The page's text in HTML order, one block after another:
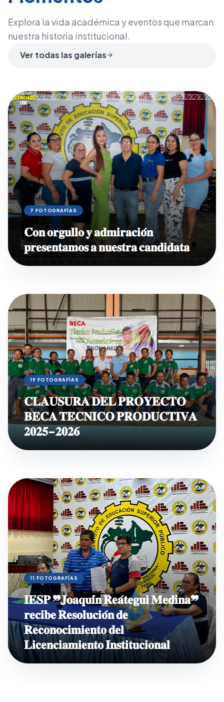
Explora la vida académica y eventos que marcan
nuestra historia institucional.
Ver todas las galerías arrow_forward
7 FOTOGRAFÍAS
𝐂𝐨𝐧 𝐨𝐫𝐠𝐮𝐥𝐥𝐨 𝐲 𝐚𝐝𝐦𝐢𝐫𝐚𝐜𝐢𝐨́𝐧
𝐩𝐫𝐞𝐬𝐞𝐧𝐭𝐚𝐦𝐨𝐬 𝐚 𝐧𝐮𝐞𝐬𝐭𝐫𝐚 𝐜𝐚𝐧𝐝𝐢𝐝𝐚𝐭𝐚
19 FOTOGRAFÍAS
𝐂𝐋𝐀𝐔𝐒𝐔𝐑𝐀 𝐃𝐄𝐋 𝐏𝐑𝐎𝐘𝐄𝐂𝐓𝐎
𝐁𝐄𝐂𝐀 𝐓𝐄́𝐂𝐍𝐈𝐂𝐎 𝐏𝐑𝐎𝐃𝐔𝐂𝐓𝐈𝐕𝐀
𝟐𝟎𝟐𝟓-𝟐𝟎𝟐𝟔
11 FOTOGRAFÍAS
𝐈𝐄𝐒𝐏 ❞𝐉𝐨𝐚𝐪𝐮𝐢́𝐧 𝐑𝐞𝐚́𝐭𝐞𝐠𝐮𝐢 𝐌𝐞𝐝𝐢𝐧𝐚❞
𝐫𝐞𝐜𝐢𝐛𝐞 𝐑𝐞𝐬𝐨𝐥𝐮𝐜𝐢𝐨́𝐧 𝐝𝐞
𝐑𝐞𝐜𝐨𝐧𝐨𝐜𝐢𝐦𝐢𝐞𝐧𝐭𝐨 𝐝𝐞𝐥
𝐋𝐢𝐜𝐞𝐧𝐜𝐢𝐚𝐦𝐢𝐞𝐧𝐭𝐨 𝐈𝐧𝐬𝐭𝐢𝐭𝐮𝐜𝐢𝐨𝐧𝐚𝐥